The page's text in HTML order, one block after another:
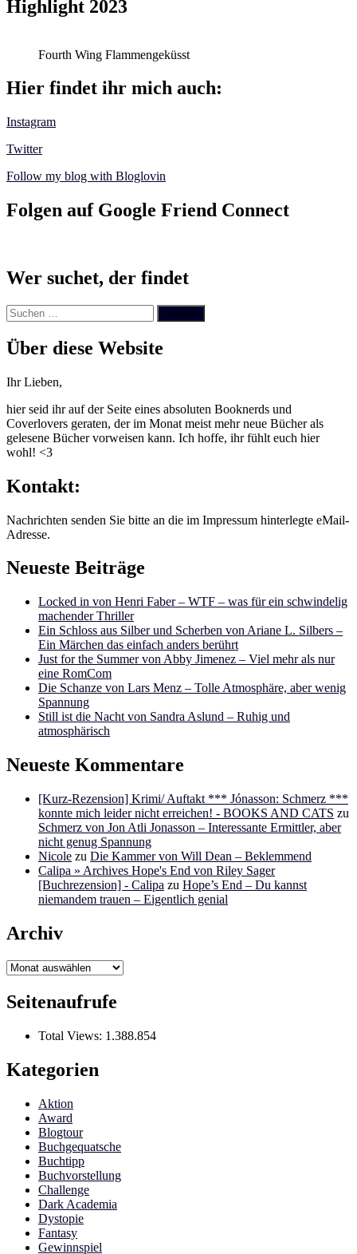
Highlight 2023
Fourth Wing Flammengeküsst
Hier findet ihr mich auch:
Instagram
Twitter
Follow my blog with Bloglovin
Folgen auf Google Friend Connect
Wer suchet, der findet
Suchen
nach:
Über diese Website
Ihr Lieben,
hier seid ihr auf der Seite eines absoluten Booknerds und
Coverlovers geraten, der im Monat meist mehr neue Bücher als
gelesene Bücher vorweisen kann. Ich hoffe, ihr fühlt euch hier
wohl! <3
Kontakt:
Nachrichten senden Sie bitte an die im Impressum hinterlegte eMail-
Adresse.
Neueste Beiträge
Locked in von Henri Faber – WTF – was für ein schwindelig
machender Thriller
Ein Schloss aus Silber und Scherben von Ariane L. Silbers –
Ein Märchen das einfach anders berührt
Just for the Summer von Abby Jimenez – Viel mehr als nur
eine RomCom
Die Schanze von Lars Menz – Tolle Atmosphäre, aber wenig
Spannung
Still ist die Nacht von Sandra Aslund – Ruhig und
atmosphärisch
Neueste Kommentare
[Kurz-Rezension] Krimi/ Auftakt *** Jónasson: Schmerz ***
konnte mich leider nicht erreichen! - BOOKS AND CATS zu
Schmerz von Jon Atli Jonasson – Interessante Ermittler, aber
nicht genug Spannung
Nicole zu Die Kammer von Will Dean – Beklemmend
Calipa » Archives Hope's End von Riley Sager
[Buchrezension] - Calipa zu Hope’s End – Du kannst
niemandem trauen – Eigentlich genial
Archiv
Archiv
Seitenaufrufe
Total Views: 1.388.854
Kategorien
Aktion
Award
Blogtour
Buchgequatsche
Buchtipp
Buchvorstellung
Challenge
Dark Academia
Dystopie
Fantasy
Gewinnspiel